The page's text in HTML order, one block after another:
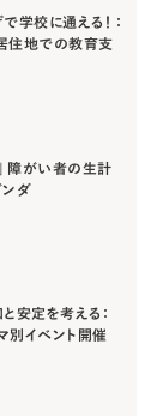
学校に通える！ ：
住地での教育支
障がい者の生計
ンダ
安定を考える：
イベント開催